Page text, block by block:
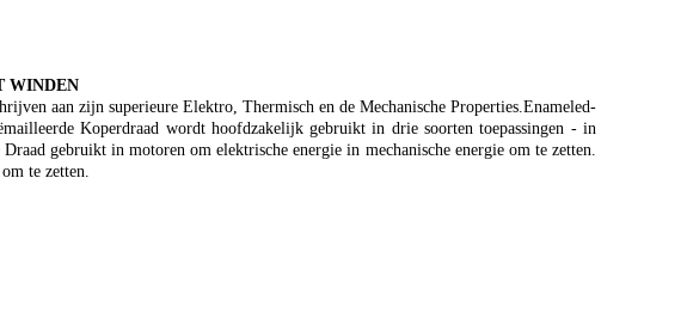
WINDEN
aan zijn superieure Elektro, Thermisch en de Mechanische Properties.Enameled-
Koperdraad wordt hoofdzakelijk gebruikt in drie soorten toepassingen - in
gebruikt in motoren om elektrische energie in mechanische energie om te zetten.
te zetten.